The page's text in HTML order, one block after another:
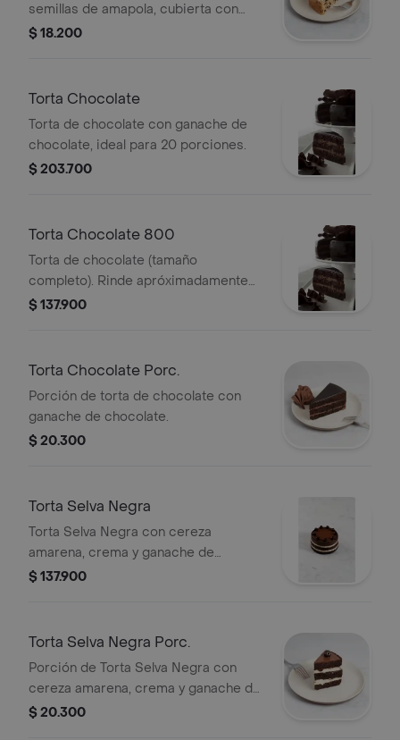
semillas de amapola, cubierta con
azúcar en polvo.
$ 18.200
Torta Chocolate
Torta de chocolate con ganache de
chocolate, ideal para 20 porciones.
$ 203.700
Torta Chocolate 800
Torta de chocolate (tamaño
completo). Rinde apróximadamente
entre 12 y 15 porciones (porciones y
$ 137.900
Torta Chocolate Porc.
Porción de torta de chocolate con
ganache de chocolate.
$ 20.300
Torta Selva Negra
Torta Selva Negra con cereza
amarena, crema y ganache de
chocolate. Rinde 8 porciones.
$ 137.900
Torta Selva Negra Porc.
Porción de Torta Selva Negra con
cereza amarena, crema y ganache de
chocolate.
$ 20.300